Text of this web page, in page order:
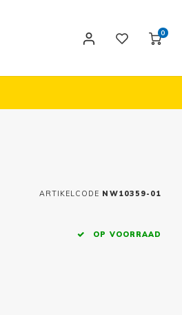
0
ARTIKELCODE NW10359-01
OP VOORRAAD